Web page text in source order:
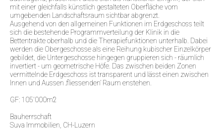
mit einer gleichfalls künstlich gestalteten Oberfläche vom
umgebenden Landschaftsraum sichtbar abgrenzt.
Ausgehend von den allgemeinen Funktionen im Erdgeschoss teilt
sich die bestehende Programmverteilung der Klinik in die
Bettentrakte oberhalb und die Therapiefunktionen unterhalb. Dabei
werden die Obergeschosse als eine Reihung kubischer Einzelkörper
gebildet, die Untergeschosse hingegen gruppieren sich - räumlich
invertiert - um geometrische Höfe. Das zwischen beiden Zonen
vermittelnde Erdgeschoss ist transparent und lässt einen zwischen
Innen und Aussen ‚fliessenden’ Raum enstehen.
GF: 105'000m2
Bauherrschaft
Suva Immobilien, CH-Luzern